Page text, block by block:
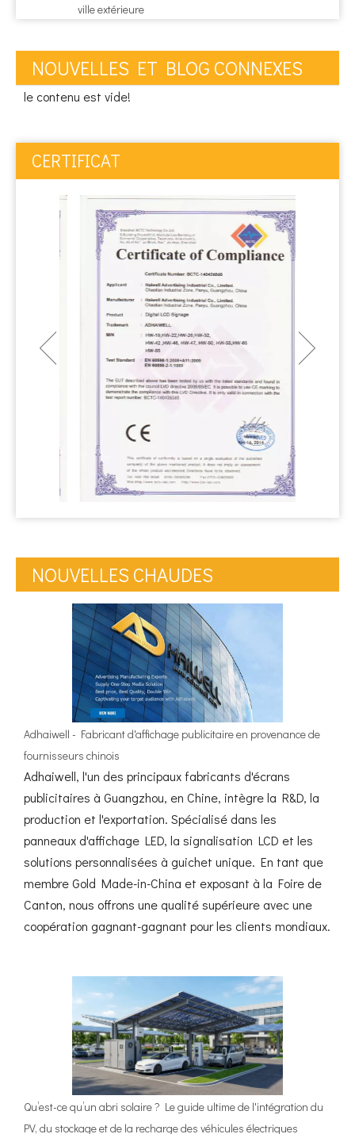
ville extérieure
NOUVELLES ET BLOG CONNEXES
le contenu est vide!
CERTIFICAT
NOUVELLES CHAUDES
Adhaiwell - Fabricant d'affichage publicitaire en provenance de
fournisseurs chinois
Adhaiwell, l'un des principaux fabricants d'écrans
publicitaires à Guangzhou, en Chine, intègre la R&D, la
production et l'exportation. Spécialisé dans les
panneaux d'affichage LED, la signalisation LCD et les
solutions personnalisées à guichet unique. En tant que
membre Gold Made-in-China et exposant à la Foire de
Canton, nous offrons une qualité supérieure avec une
coopération gagnant-gagnant pour les clients mondiaux.
Qu’est-ce qu’un abri solaire ? Le guide ultime de l'intégration du
PV, du stockage et de la recharge des véhicules électriques